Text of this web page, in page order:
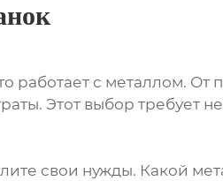
работает с металлом.
Этот выбор требует
свои нужды. Какой